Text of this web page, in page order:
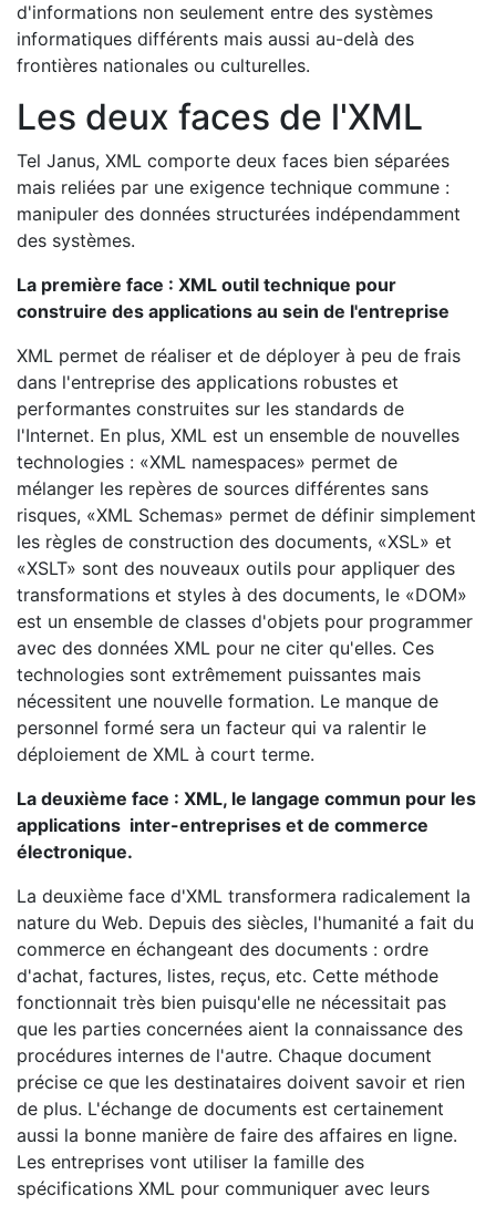
d'informations non seulement entre des systèmes
informatiques différents mais aussi au-delà des
frontières nationales ou culturelles.
Les deux faces de l'XML
Tel Janus, XML comporte deux faces bien séparées
mais reliées par une exigence technique commune :
manipuler des données structurées indépendamment
des systèmes.
La première face : XML outil technique pour
construire des applications au sein de l'entreprise
XML permet de réaliser et de déployer à peu de frais
dans l'entreprise des applications robustes et
performantes construites sur les standards de
l'Internet. En plus, XML est un ensemble de nouvelles
technologies : «XML namespaces» permet de
mélanger les repères de sources différentes sans
risques, «XML Schemas» permet de définir simplement
les règles de construction des documents, «XSL» et
«XSLT» sont des nouveaux outils pour appliquer des
transformations et styles à des documents, le «DOM»
est un ensemble de classes d'objets pour programmer
avec des données XML pour ne citer qu'elles. Ces
technologies sont extrêmement puissantes mais
nécessitent une nouvelle formation. Le manque de
personnel formé sera un facteur qui va ralentir le
déploiement de XML à court terme.
La deuxième face : XML, le langage commun pour les
applications inter-entreprises et de commerce
électronique.
La deuxième face d'XML transformera radicalement la
nature du Web. Depuis des siècles, l'humanité a fait du
commerce en échangeant des documents : ordre
d'achat, factures, listes, reçus, etc. Cette méthode
fonctionnait très bien puisqu'elle ne nécessitait pas
que les parties concernées aient la connaissance des
procédures internes de l'autre. Chaque document
précise ce que les destinataires doivent savoir et rien
de plus. L'échange de documents est certainement
aussi la bonne manière de faire des affaires en ligne.
Les entreprises vont utiliser la famille des
spécifications XML pour communiquer avec leurs